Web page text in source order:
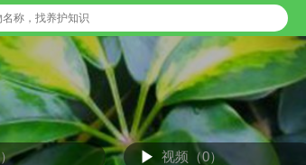
视频（0）